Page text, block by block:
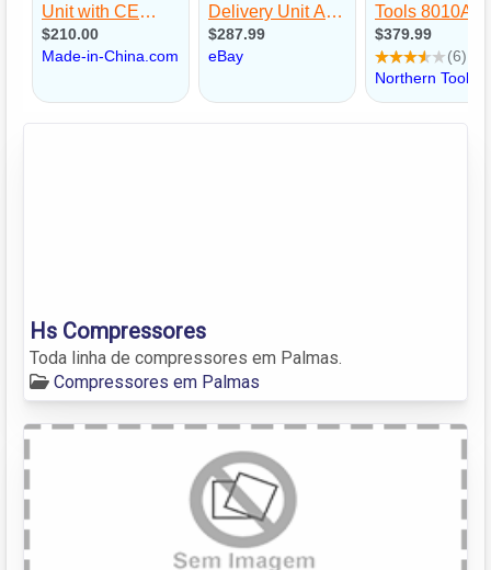
Hs Compressores
Toda linha de compressores em Palmas.
Compressores em Palmas